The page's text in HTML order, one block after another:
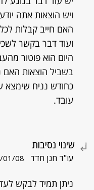
ויש הוצאות אתה
האם חייב קבלות
ועוד דבר בקשר
היום הוא פוטור
בשביל הוצאות האם
כחודש נניח שימצא
עובד.
שינוי נסיבות
עו"ד חנן חדד 01/08
ניתן תמיד לבקש